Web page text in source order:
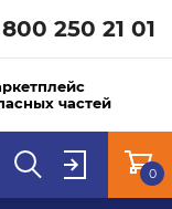
250 21 01
частей
0